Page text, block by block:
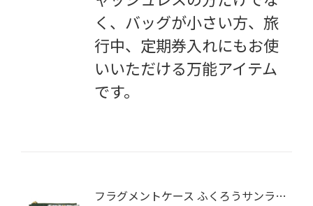
く、バッグが小さい方、旅
行中、定期券入れにもお使
いいただける万能アイテム
です。
フラグメントケース ふくろうサンライズ